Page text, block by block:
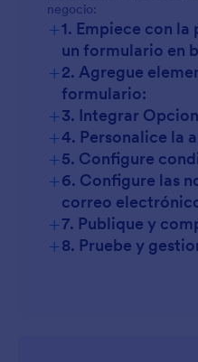
negocio:
+1. Empiece con
un formulario en
+2. Agregue
formulario:
+3. Integrar
+4. Personalice la
+5. Configure
+6. Configure las
correo
+7. Publique y
+8. Pruebe y